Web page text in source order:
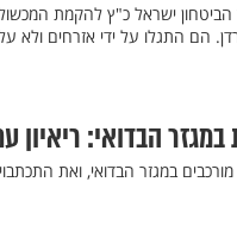
ישראל כ"ץ להקמת המכשול
הם התגלו על ידי אזרחים ולא
הבדואי: ריאיון
במגזר הבדואי, ואת